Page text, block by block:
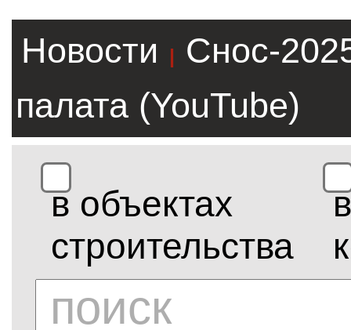
Новости |
Снос-
палата (YouTube)
в объектах
строительства
в